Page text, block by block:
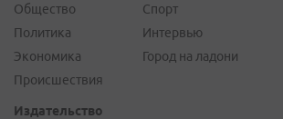
Общество
Политика
Экономика
Происшествия
Спорт
Интервью
Город на ладони
Издательство